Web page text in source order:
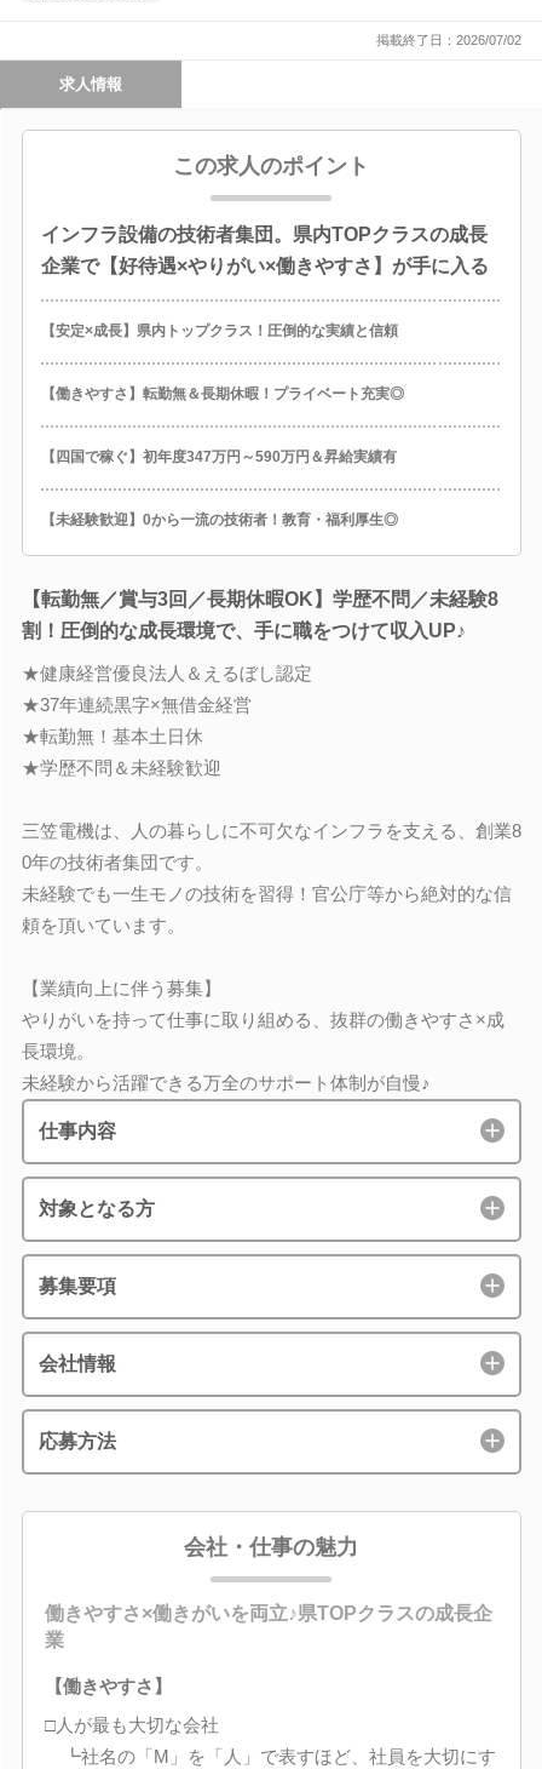
掲載終了日：2026/07/02
求人情報
この求人のポイント
インフラ設備の技術者集団。県内TOPクラスの成長
企業で【好待遇×やりがい×働きやすさ】が手に入る
【安定×成長】県内トップクラス！圧倒的な実績と信頼
【働きやすさ】転勤無＆長期休暇！プライベート充実◎
【四国で稼ぐ】初年度347万円～590万円＆昇給実績有
【未経験歓迎】0から一流の技術者！教育・福利厚生◎
【転勤無／賞与3回／長期休暇OK】学歴不問／未経験8
割！圧倒的な成長環境で、手に職をつけて収入UP♪
★健康経営優良法人＆えるぼし認定
★37年連続黒字×無借金経営
★転勤無！基本土日休
★学歴不問＆未経験歓迎
三笠電機は、人の暮らしに不可欠なインフラを支える、創業8
0年の技術者集団です。
未経験でも一生モノの技術を習得！官公庁等から絶対的な信
頼を頂いています。
【業績向上に伴う募集】
やりがいを持って仕事に取り組める、抜群の働きやすさ×成
長環境。
未経験から活躍できる万全のサポート体制が自慢♪
仕事内容
対象となる方
募集要項
会社情報
応募方法
会社・仕事の魅力
働きやすさ×働きがいを両立♪県TOPクラスの成長企
業
【働きやすさ】
□人が最も大切な会社
┗社名の「M」を「人」で表すほど、社員を大切にす